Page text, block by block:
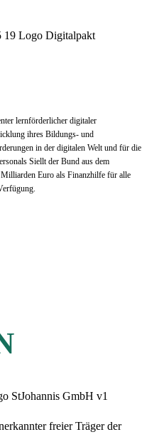
lernförderlicher digitaler
ihres Bildungs- und
in der digitalen Welt und für die
Siellt der Bund aus dem
Euro als Finanzhilfe für alle
freier Träger der